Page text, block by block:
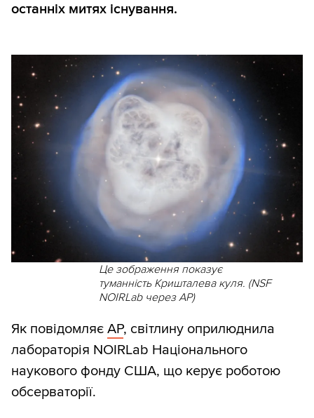
останніх митях існування.
Це зображення показує
туманність Кришталева куля. (NSF
NOIRLab через AP)
Як повідомляє AP, світлину оприлюднила
лабораторія NOIRLab Національного
наукового фонду США, що керує роботою
обсерваторії.